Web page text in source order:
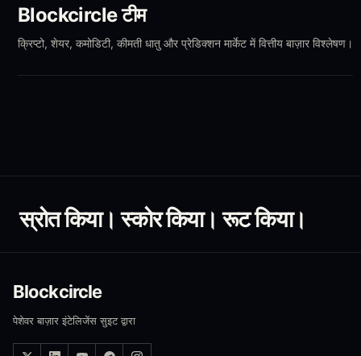
Blockcircle टीम
क्रिप्टो, शेयर, कमोडिटी, कीमती धातु और प्रेडिक्शन मार्केट में वित्तीय बाज़ार विश्लेषण।
स्रोत किया। स्कोर किया। रूट किया।
Blockcircle
पेशेवर बाज़ार इंटेलिजेंस सुइट द्वारा